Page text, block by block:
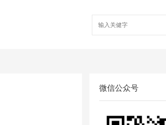
微信公众号